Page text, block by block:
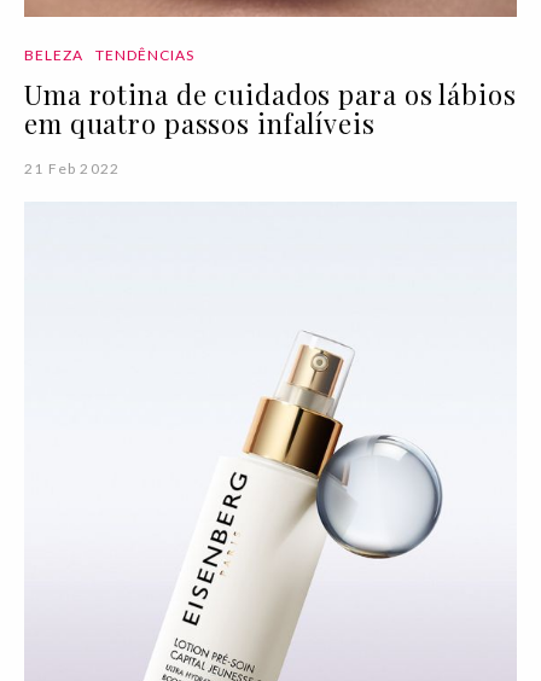
BELEZA TENDÊNCIAS
Uma rotina de cuidados para os lábios
em quatro passos infalíveis
21 Feb 2022